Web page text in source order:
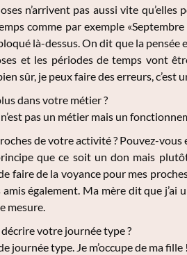
n’arrivent pas aussi vite
comme par exemple
là-dessus. On dit que la
et les périodes de temps vont
sûr, je peux faire des erreurs, c’est
dans votre métier ?
pas un métier mais un
de votre activité ? Pouvez-vous
que ce soit un don mais
faire de la voyance pour mes
également. Ma mère dit que j’ai
mesure.
votre journée type ?
journée type. Je m’occupe de ma